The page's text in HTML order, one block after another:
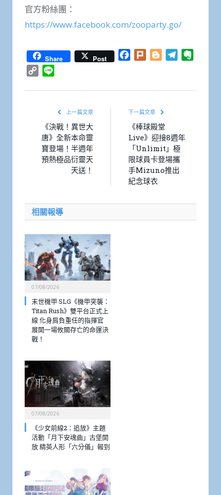
官方粉絲團：
https://www.facebook.com/zooparty.go/
Share Post Facebook
Plurk BloggerTelegram
Copy
上一篇文章
《決戰！異世大
唐》全新本命靈
寶登場！半週年
預熱極品衍靈天
天送！
下一篇文章
《棒球殿堂
Live》迎接8週年
「Unlimit」極
限球員卡登場攜
手Mizuno推出
紀念球衣
相關報導
07/08/2026
末世機甲 SLG《機甲突襲：
Titan Rush》雙平台正式上
線 化身肩負重任的指揮官
展開一場攸關存亡的命運決
戰！
07/08/2026
《少女前線2：追放》主題
活動「月下安魂曲」古堡開
放 精英人形「六分儀」報到